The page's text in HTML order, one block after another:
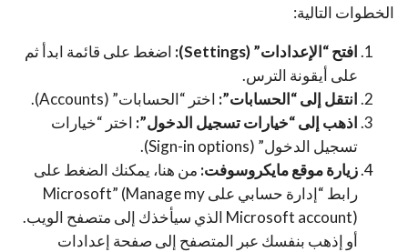
الخطوات التالية:
افتح “الإعدادات” (Settings):
اضغط على قائمة ابدأ ثم
على أيقونة الترس.
انتقل إلى “الحسابات”: اختر “الحسابات” (Accounts).
اذهب إلى “خيارات تسجيل الدخول”: اختر “خيارات
تسجيل الدخول” (Sign-in options).
زيارة موقع مايكروسوفت: من هنا، يمكنك الضغط على
رابط “إدارة حسابي على Microsoft” (Manage my
Microsoft account) الذي سيأخذك إلى متصفح الويب.
أو إذهب بنفسك عبر المتصفح إلى صفحة إعدادات